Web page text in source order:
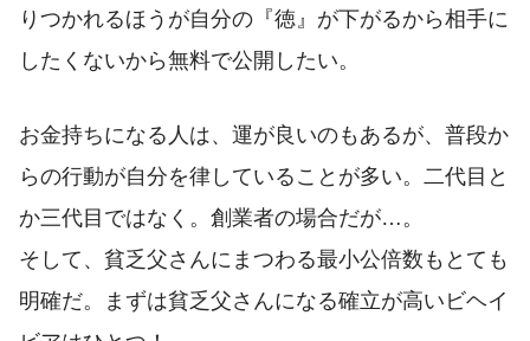
りつかれるほうが自分の『徳』が下がるから相手に
したくないから無料で公開したい。
お金持ちになる人は、運が良いのもあるが、普段か
らの行動が自分を律していることが多い。二代目と
か三代目ではなく。創業者の場合だが…。
そして、貧乏父さんにまつわる最小公倍数もとても
明確だ。まずは貧乏父さんになる確立が高いビヘイ